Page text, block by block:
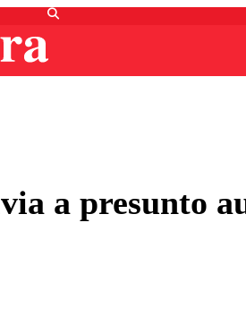
a presunto